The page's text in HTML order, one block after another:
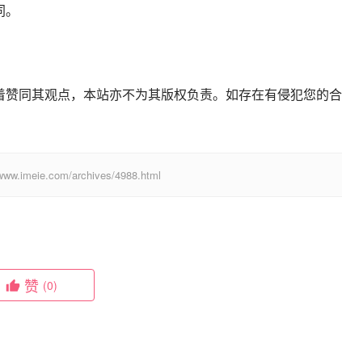
同其观点，本站亦不为其版权负责。如存在有侵犯您的
archives/4988.html
赞 (0)